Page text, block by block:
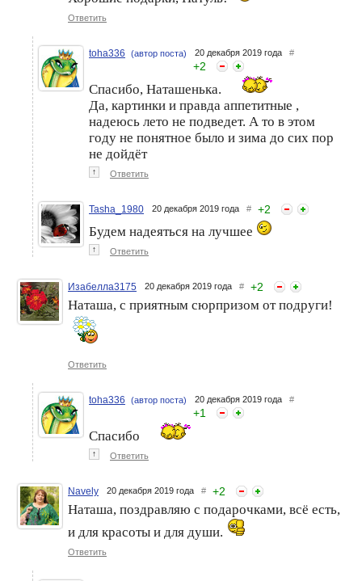
Еще подарочки!!! И снова подарочки!
Ответить
toha336 (автор поста) 20 декабря 2019 года #
+2
Спасибо, Наташенька.
Да, картинки и правда аппетитные ,
надеюсь лето не подведет. А то в этом
году не понятное было и зима до сих пор
не дойдёт
↑ Ответить
Tasha_1980 20 декабря 2019 года # +2
Будем надеяться на лучшее
↑ Ответить
Изабелла3175 20 декабря 2019 года # +2
Наташа, с приятным сюрпризом от подруги!
Ответить
toha336 (автор поста) 20 декабря 2019 года #
+1
Спасибо
↑ Ответить
Navely 20 декабря 2019 года # +2
Наташа, поздравляю с подарочками, всё есть,
и для красоты и для души.
Ответить